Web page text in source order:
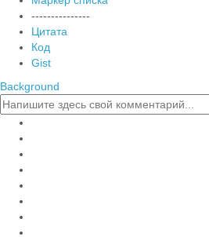
---------------
Цитата
Код
Gist
Background